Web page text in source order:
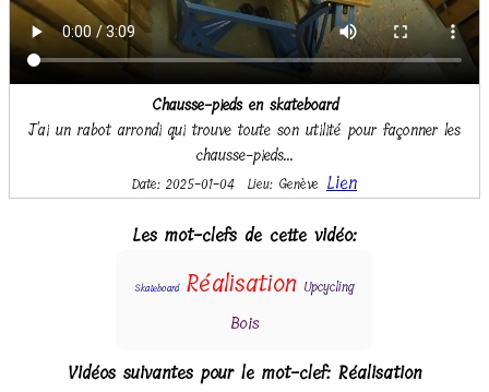
Chausse-pieds en skateboard
J'ai un rabot arrondi qui trouve toute son utilité pour façonner les
chausse-pieds...
Date: 2025-01-04 Lieu: Genève Lien
Les mot-clefs de cette vidéo:
Skateboard Réalisation Upcycling
Bois
Vidéos suivantes pour le mot-clef: Réalisation